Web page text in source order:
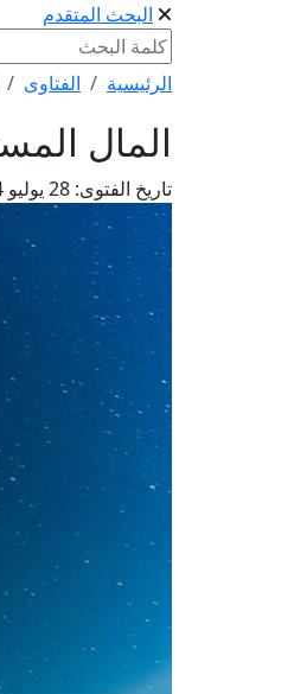
البحث المتقدم
الرئيسية الفتاوى
المال
تاريخ الفتوى: